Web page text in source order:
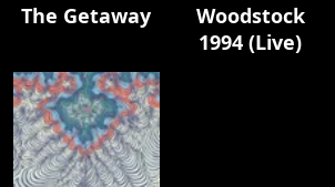
The Getaway
Woodstock
1994 (Live)